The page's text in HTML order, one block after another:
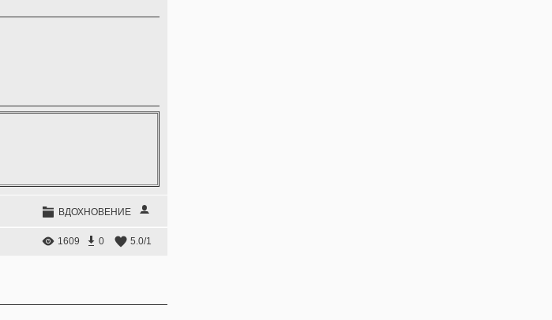
ВДОХНОВЕНИЕ
1609 0 5.0/1